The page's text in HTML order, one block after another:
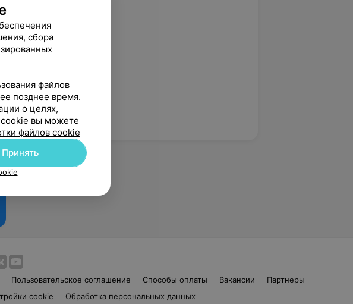
Пользовательское соглашение Способы оплаты Вакансии
Партнеры
cookie Обработка персональных данных
сбора
файлов
позднее время.
о целях,
cookie вы можете
файлов cookie
Принять